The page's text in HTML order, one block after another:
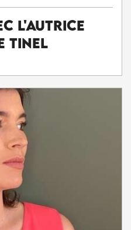
l'autrice
Tinel